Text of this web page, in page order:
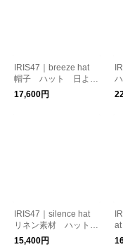
IRIS47｜breeze hat
帽子 ハット 日よけ
対策
17,600円
IRIS47｜silence hat
リネン素材 ハット
日よけ対策
15,400円